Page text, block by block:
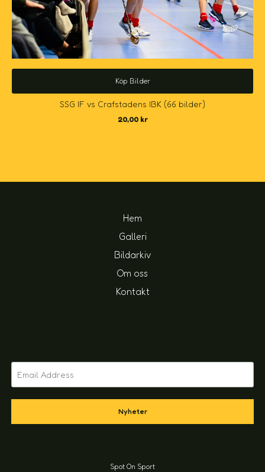
Köp Bilder
SSG IF vs Crafstadens IBK (66 bilder)
20,00 kr
Hem
Galleri
Bildarkiv
Om oss
Kontakt
Nyheter
Spot On Sport